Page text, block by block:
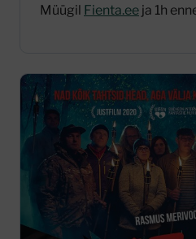
Müügil Fienta.ee ja 1h